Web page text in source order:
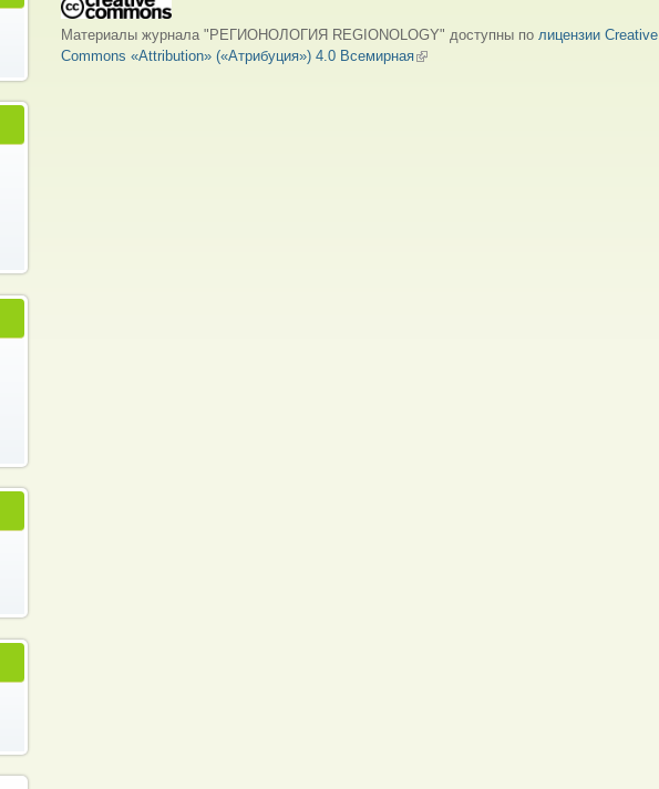
Материалы журнала "РЕГИОНОЛОГИЯ REGIONOLOGY" доступны по лицензии Creative
Commons «Attribution» («Атрибуция») 4.0 Всемирная(внешняя ссылка)